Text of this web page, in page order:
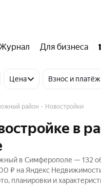
Для бизнеса
Цена Взнос и платёж
район Новостройки
в
в Симферополе — 132
₽ на Яндекс
планировки и